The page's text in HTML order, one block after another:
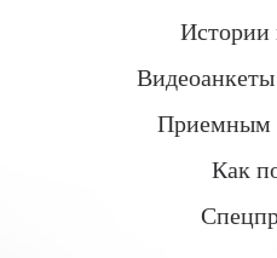
Истории
Приемным
Как